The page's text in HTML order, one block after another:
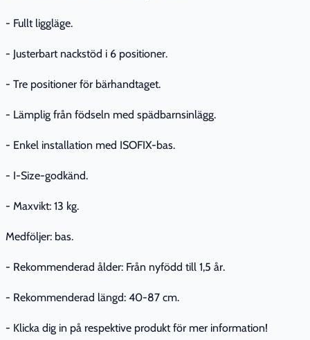
- Fullt liggläge.
- Justerbart nackstöd i 6 positioner.
- Tre positioner för bärhandtaget.
- Lämplig från födseln med spädbarnsinlägg.
- Enkel installation med ISOFIX-bas.
- I-Size-godkänd.
- Maxvikt: 13 kg.
Medföljer: bas.
- Rekommenderad ålder: Från nyfödd till 1,5 år.
- Rekommenderad längd: 40-87 cm.
- Klicka dig in på respektive produkt för mer information!